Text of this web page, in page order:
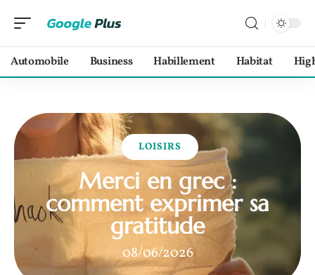
Automobile Business Habillement Habitat
LOISIRS
Merci en grec :
comment exprimer sa
gratitude
08/06/2026